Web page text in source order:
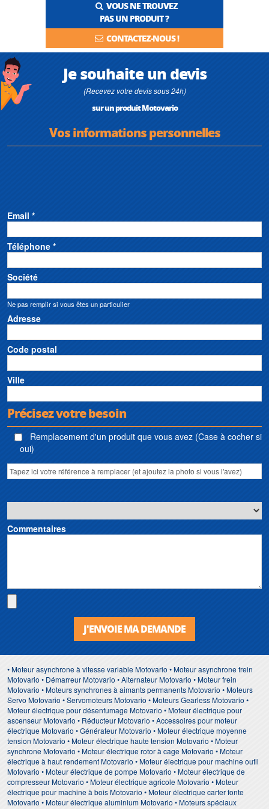
VOUS NE TROUVEZ
PAS UN PRODUIT ?
CONTACTEZ-NOUS !
Je souhaite un devis
(Recevez votre devis sous 24h)
sur un produit Motovario
Vos informations personnelles
Email *
Téléphone *
Société
Ne pas remplir si vous êtes un particulier
Adresse
Code postal
Ville
Précisez votre besoin
Remplacement d'un produit que vous avez (Case à cocher si
oui)
Commentaires
J'ENVOIE MA DEMANDE
• Moteur asynchrone à vitesse variable Motovario • Moteur asynchrone frein
Motovario • Démarreur Motovario • Alternateur Motovario • Moteur frein
Motovario • Moteurs synchrones à aimants permanents Motovario • Moteurs
Servo Motovario • Servomoteurs Motovario • Moteurs Gearless Motovario •
Moteur électrique pour désenfumage Motovario • Moteur électrique pour
ascenseur Motovario • Réducteur Motovario • Accessoires pour moteur
électrique Motovario • Générateur Motovario • Moteur électrique moyenne
tension Motovario • Moteur électrique haute tension Motovario • Moteur
synchrone Motovario • Moteur électrique rotor à cage Motovario • Moteur
électrique à haut rendement Motovario • Moteur électrique pour machine outil
Motovario • Moteur électrique de pompe Motovario • Moteur électrique de
compresseur Motovario • Moteur électrique agricole Motovario • Moteur
électrique pour machine à bois Motovario • Moteur électrique carter fonte
Motovario • Moteur électrique aluminium Motovario • Moteurs spéciaux